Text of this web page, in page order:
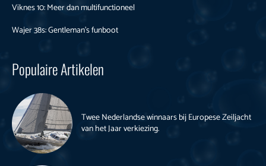
Viknes 10: Meer dan multifunctioneel
Wajer 38s: Gentleman’s funboot
Populaire Artikelen
Twee Nederlandse winnaars bij Europese Zeiljacht
van het Jaar verkiezing.